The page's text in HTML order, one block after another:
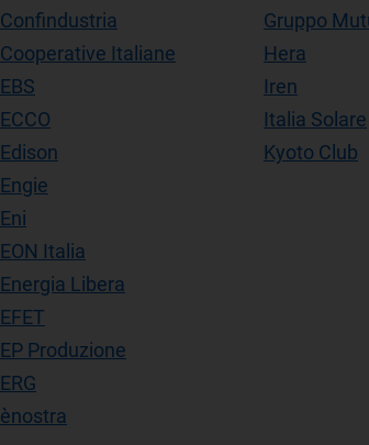
Confindustria
Cooperative Italiane
EBS
ECCO
Edison
Engie
Eni
EON Italia
Energia Libera
EFET
EP Produzione
ERG
ènostra
Gruppo
Hera
Iren
Italia Solare
Kyoto Club